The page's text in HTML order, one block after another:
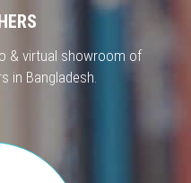
& virtual showroom of
in Bangladesh.